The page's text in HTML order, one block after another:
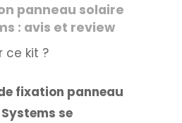
panneau solaire
: avis et review
ce kit ?
fixation panneau
se